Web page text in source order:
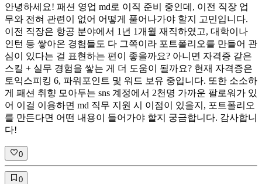
안녕하세요! 패션 영업 md로 이직 준비 중인데, 이전 직장 업
무와 전혀 관련이 없어 어떻게 풀어나가야 할지 고민입니다.
이전 직장은 항공 분야에서 1년 1개월 재직하였고, 대학이나
인턴 등 쌓아온 경험들도 다 그쪽이라 포트폴리오를 만들어 관
심이 있다는 걸 표현하는 편이 좋을까요? 아니면 자격증 같은
스킬 + 실무 경험을 쌓는 게 더 도움이 될까요? 현재 자격증은
토익스피킹 6, 파워포인트 및 워드 보유 중입니다. 또한 소소하
게 패션 취향 모아두는 sns 계정에서 2천명 가까운 팔로워가 있
어 이걸 이용하면 md 직무 지원 시 이점이 있을지, 포트폴리오
를 만든다면 어떤 내용이 들어가야 할지 궁금합니다. 감사합니
다!
0
0